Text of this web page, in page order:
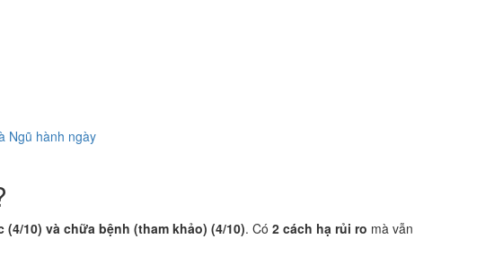
Ngũ hành ngày
(4/10) và chữa bệnh (tham khảo) (4/10). Có 2 cách hạ rủi ro mà vẫn